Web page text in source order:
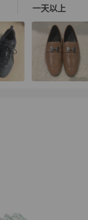
一天以上